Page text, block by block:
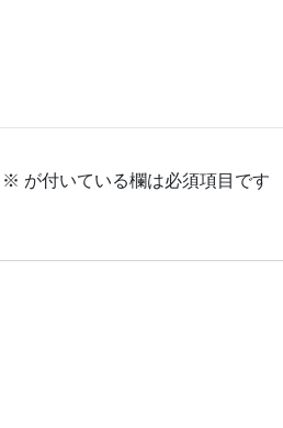
※ が付いている欄は必須項目です